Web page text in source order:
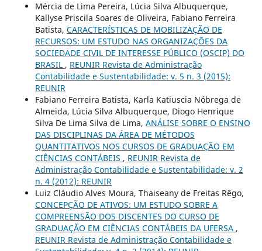
Mércia de Lima Pereira, Lúcia Silva Albuquerque,
Kallyse Priscila Soares de Oliveira, Fabiano Ferreira
Batista, CARACTERÍSTICAS DE MOBILIZAÇÃO DE
RECURSOS: UM ESTUDO NAS ORGANIZAÇÕES DA
SOCIEDADE CIVIL DE INTERESSE PÚBLICO (OSCIP) DO
BRASIL , REUNIR Revista de Administração
Contabilidade e Sustentabilidade: v. 5 n. 3 (2015):
REUNIR
Fabiano Ferreira Batista, Karla Katiuscia Nóbrega de
Almeida, Lúcia Silva Albuquerque, Diogo Henrique
Silva De Lima Silva de Lima, ANÁLISE SOBRE O ENSINO
DAS DISCIPLINAS DA ÁREA DE MÉTODOS
QUANTITATIVOS NOS CURSOS DE GRADUAÇÃO EM
CIÊNCIAS CONTÁBEIS , REUNIR Revista de
Administração Contabilidade e Sustentabilidade: v. 2
n. 4 (2012): REUNIR
Luiz Cláudio Alves Moura, Thaiseany de Freitas Rêgo,
CONCEPÇÃO DE ATIVOS: UM ESTUDO SOBRE A
COMPREENSÃO DOS DISCENTES DO CURSO DE
GRADUAÇÃO EM CIÊNCIAS CONTÁBEIS DA UFERSA ,
REUNIR Revista de Administração Contabilidade e